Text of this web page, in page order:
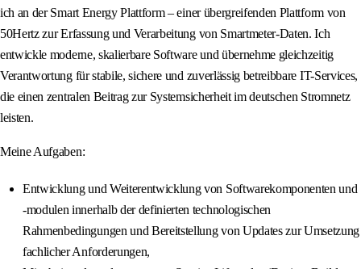
ich an der Smart Energy Plattform – einer übergreifenden Plattform von
50Hertz zur Erfassung und Verarbeitung von Smartmeter-Daten. Ich
entwickle moderne, skalierbare Software und übernehme gleichzeitig
Verantwortung für stabile, sichere und zuverlässig betreibbare IT-Services,
die einen zentralen Beitrag zur Systemsicherheit im deutschen Stromnetz
leisten.
Meine Aufgaben:
Entwicklung und Weiterentwicklung von Softwarekomponenten und
-modulen innerhalb der definierten technologischen
Rahmenbedingungen und Bereitstellung von Updates zur Umsetzung
fachlicher Anforderungen,